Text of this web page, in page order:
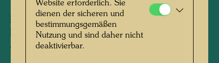
Painted at La Picaudière, February 1958 -
Paris, spring 1960
310 mm x 400 mm
Website erforderlich. Sie
dienen der sicheren und
bestimmungsgemäßen
Nutzung und sind daher nicht
deaktivierbar.